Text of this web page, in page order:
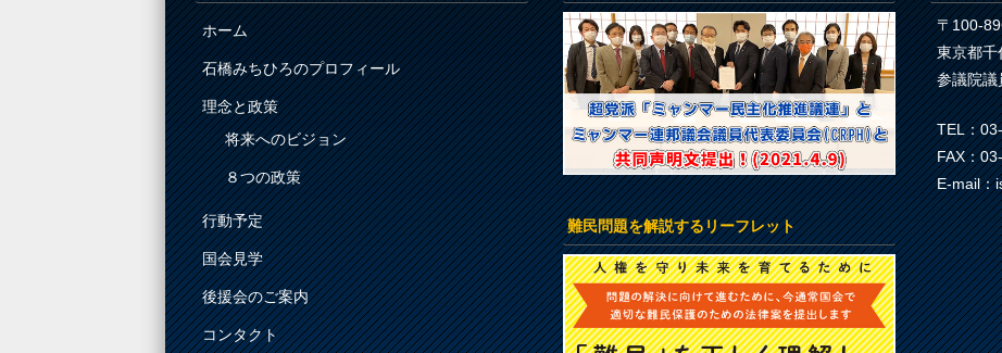
ホーム
石橋みちひろのプロフィール
理念と政策
将来へのビジョン
８つの政策
行動予定
国会見学
後援会のご案内
コンタクト
難民問題を解説するリーフレット
〒100-
東京都
参議院議
TEL：
FAX：
E-mail：